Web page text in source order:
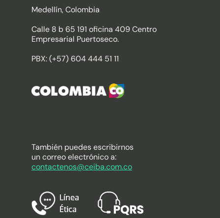
Medellín, Colombia
Calle 8 b 65 191 oficina 409 Centro
Empresarial Puertoseco.
PBX: (+57) 604 444 51 11
También puedes escribirnos
un correo electrónico a:
contactenos@ceiba.com.co